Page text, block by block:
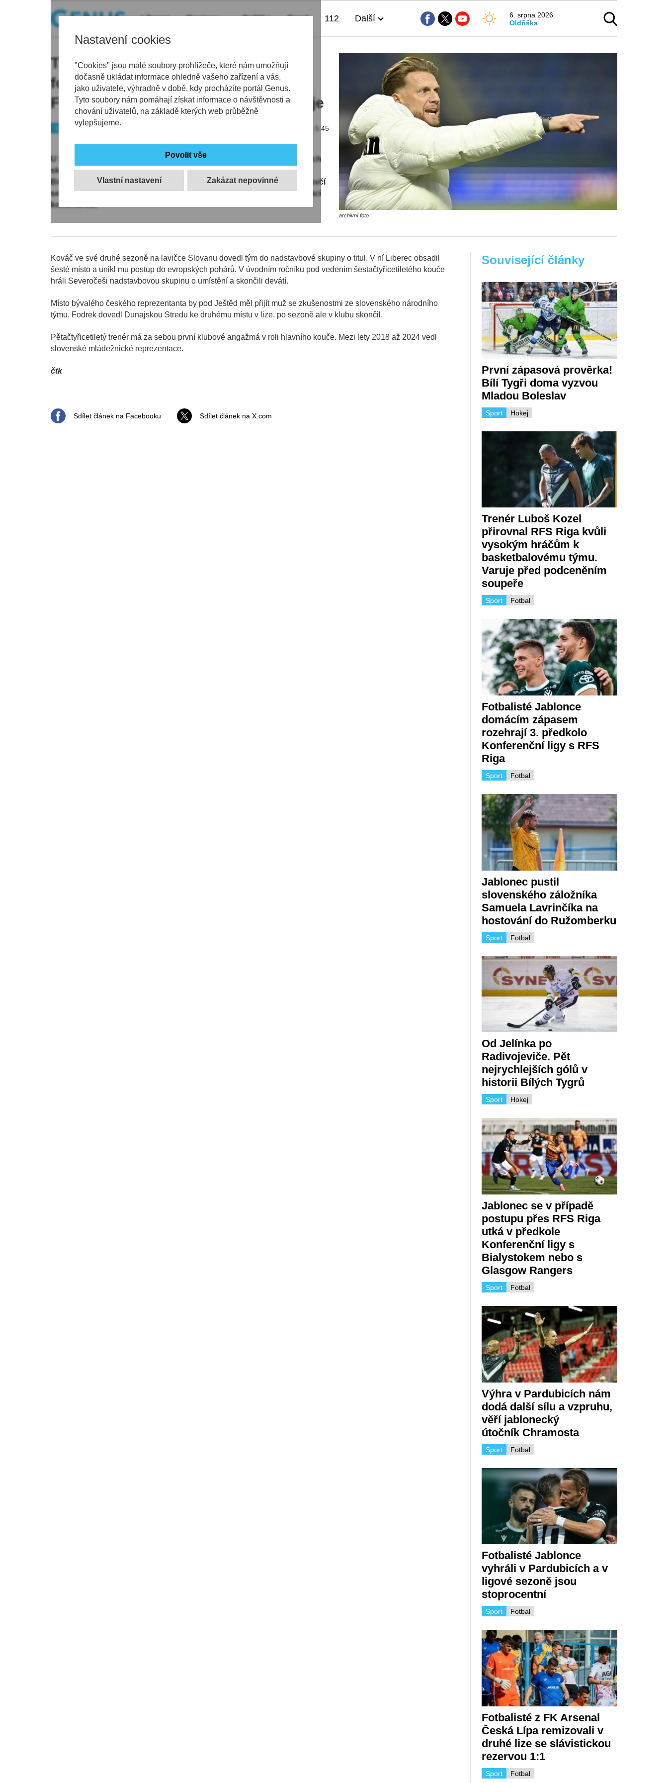
Nastavení cookies
"Cookies" jsou malé soubory prohlížeče, které nám umožňují
dočasně ukládat informace ohledně vašeho zařízení a vás,
jako uživatele, výhradně v době, kdy procházíte portál Genus.
Tyto soubory nám pomáhají získat informace o návštěvnosti a
chování uživatelů, na základě kterých web průběžně
vylepšujeme.
Vlastní nastavení
Liberec Regiony Politika Sport 112 Další
6. srpna 2026
Oldřiška
Trenér Kováč podle médií skončí u
fotbalistů Liberce, nahradit ho má
Fodrek. Slovan informaci nekomentuje
Fotbal
Sport 18.06.2026 | 5:45
U fotbalistů Liberce podle serverůinFotbal.cz
po dvou letech
skončí trenér Radoslav Kováč. Nahradit by ho měl slovenský kouč
Branislav Fodrek, jenž naposledy vedl Dunajskou Stredu. Tiskový mluvčí
severočeského klubu Tomáš Čarnogurský na dotaz ČTK nechtěl situaci
komentovat.
archivní foto
Kováč ve své druhé sezoně na lavičce Slovanu dovedl tým do nadstavbové skupiny o titul. V ní Liberec obsadil
šesté místo a unikl mu postup do evropských pohárů. V úvodním ročníku pod vedením šestačtyřicetiletého kouče
hráli Severočeši nadstavbovou skupinu o umístění a skončili devátí.
Místo bývalého českého reprezentanta by pod Ještěd měl přijít muž se zkušenostmi ze slovenského národního
týmu. Fodrek dovedl Dunajskou Stredu ke druhému místu v lize, po sezoně ale v klubu skončil.
Pětačtyřicetiletý trenér má za sebou první klubové angažmá v roli hlavního kouče. Mezi lety 2018 až 2024 vedl
slovenské mládežnické reprezentace.
čtk
Sdílet článek na Facebooku Sdílet článek na X.com
Související články
První zápasová prověrka!
Bílí Tygři doma vyzvou
Mladou Boleslav
Hokej
Sport
Trenér Luboš Kozel
přirovnal RFS Riga kvůli
vysokým hráčům k
basketbalovému týmu.
Varuje před podceněním
soupeře
Fotbal
Sport
Fotbalisté Jablonce
domácím zápasem
rozehrají 3. předkolo
Konferenční ligy s RFS
Riga
Fotbal
Sport
Jablonec pustil
slovenského záložníka
Samuela Lavrinčíka na
hostování do Ružomberku
Fotbal
Sport
Od Jelínka po
Radivojeviče. Pět
nejrychlejších gólů v
historii Bílých Tygrů
Hokej
Sport
Jablonec se v případě
postupu přes RFS Riga
utká v předkole
Konferenční ligy s
Bialystokem nebo s
Glasgow Rangers
Fotbal
Sport
Výhra v Pardubicích nám
dodá další sílu a vzpruhu,
věří jablonecký
útočník Chramosta
Fotbal
Sport
Fotbalisté Jablonce
vyhráli v Pardubicích a v
ligové sezoně jsou
stoprocentní
Fotbal
Sport
Fotbalisté z FK Arsenal
Česká Lípa remizovali v
druhé lize se slávistickou
rezervou 1:1
Fotbal
Sport